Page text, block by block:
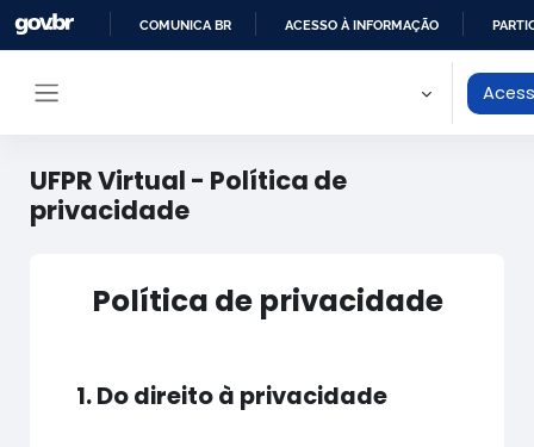
Ir para o conteúdo principal
COMUNICA BR ACESSO À INFORMAÇÃO
UFPR Virtual - Política de
privacidade
Política de privacidade
1. Do direito à privacidade